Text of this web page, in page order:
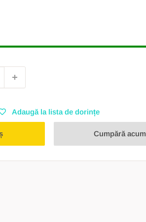
Adaugă la lista de dorințe
Cumpără acum